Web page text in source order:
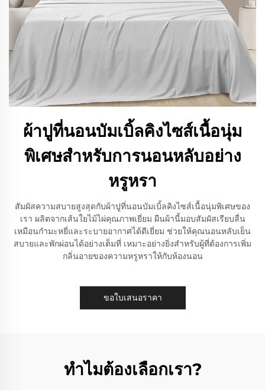
ผ้าปูที่นอนบัมเบิ้ลคิงไซส์เนื้อนุ่ม
พิเศษสำหรับการนอนหลับอย่าง
หรูหรา
สัมผัสความสบายสูงสุดกับผ้าปูที่นอนบัมเบิ้ลคิงไซส์เนื้อนุ่มพิเศษของ
เรา ผลิตจากเส้นใยไม้ไผ่คุณภาพเยี่ยม ผืนผ้านี้มอบสัมผัสเรียบลื่น
เหมือนกำมะหยี่และระบายอากาศได้ดีเยี่ยม ช่วยให้คุณนอนหลับเย็น
สบายและพักผ่อนได้อย่างเต็มที่ เหมาะอย่างยิ่งสำหรับผู้ที่ต้องการเพิ่ม
กลิ่นอายของความหรูหราให้กับห้องนอน
ขอใบเสนอราคา
ทำไมต้องเลือกเรา?